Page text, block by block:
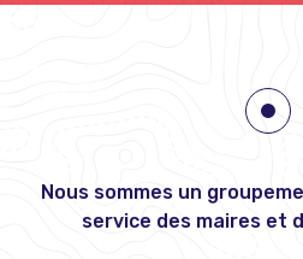
Nous sommes un
service des maires et